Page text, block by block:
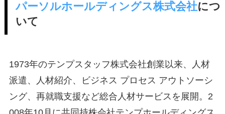
パーソルホールディングス株式会社につ
いて
1973年のテンプスタッフ株式会社創業以来、人材
派遣、人材紹介、ビジネス プロセス アウトソーシ
ング、再就職支援など総合人材サービスを展開。2